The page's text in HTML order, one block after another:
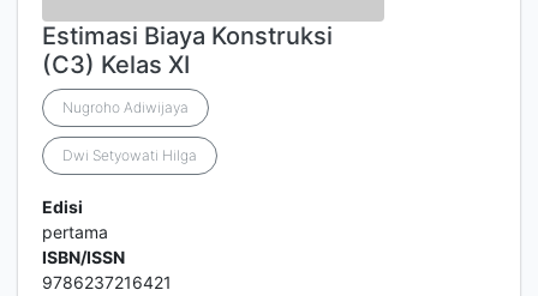
Estimasi Biaya Konstruksi
(C3) Kelas XI
Nugroho Adiwijaya
Dwi Setyowati Hilga
Edisi
pertama
ISBN/ISSN
9786237216421